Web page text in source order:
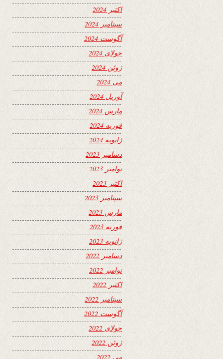
اکتبر 2024
سپتامبر 2024
آگوست 2024
جولای 2024
ژوئن 2024
می 2024
آوریل 2024
مارس 2024
فوریه 2024
ژانویه 2024
دسامبر 2023
نوامبر 2023
اکتبر 2023
سپتامبر 2023
مارس 2023
فوریه 2023
ژانویه 2023
دسامبر 2022
نوامبر 2022
اکتبر 2022
سپتامبر 2022
آگوست 2022
جولای 2022
ژوئن 2022
می 2022